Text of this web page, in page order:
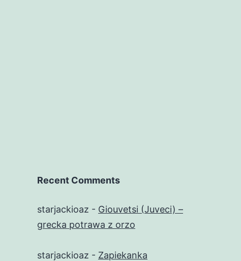
Recent Comments
starjackioaz - Giouvetsi (Juveci) –
grecka potrawa z orzo
starjackioaz - Zapiekanka